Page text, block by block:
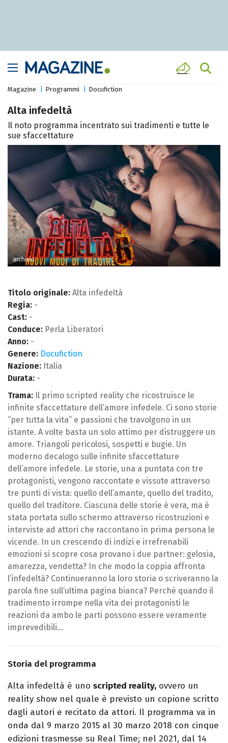
Magazine Programmi Docufiction
Alta infedeltà
Il noto programma incentrato sui tradimenti e tutte le
sue sfaccettature
archivio
Titolo originale: Alta infedeltà
Regia: -
Cast: -
Conduce: Perla Liberatori
Anno: -
Genere: Docufiction
Nazione: Italia
Durata: -
Trama: Il primo scripted reality che ricostruisce le
infinite sfaccettature dell’amore infedele. Ci sono storie
“per tutta la vita” e passioni che travolgono in un
istante. A volte basta un solo attimo per distruggere un
amore. Triangoli pericolosi, sospetti e bugie. Un
moderno decalogo sulle infinite sfaccettature
dell’amore infedele. Le storie, una a puntata con tre
protagonisti, vengono raccontate e vissute attraverso
tre punti di vista: quello dell’amante, quello del tradito,
quello del traditore. Ciascuna delle storie è vera, ma è
stata portata sullo schermo attraverso ricostruzioni e
interviste ad attori che raccontano in prima persona le
vicende. In un crescendo di indizi e irrefrenabili
emozioni si scopre cosa provano i due partner: gelosia,
amarezza, vendetta? In che modo la coppia affronta
l’infedeltà? Continueranno la loro storia o scriveranno la
parola fine sull’ultima pagina bianca? Perché quando il
tradimento irrompe nella vita dei protagonisti le
reazioni da ambo le parti possono essere veramente
imprevedibili...
Storia del programma
Alta infedeltà è uno scripted reality, ovvero un
reality show nel quale è previsto un copione scritto
dagli autori e recitato da attori. Il programma va in
onda dal 9 marzo 2015 al 30 marzo 2018 con cinque
edizioni trasmesse su Real Time; nel 2021, dal 14